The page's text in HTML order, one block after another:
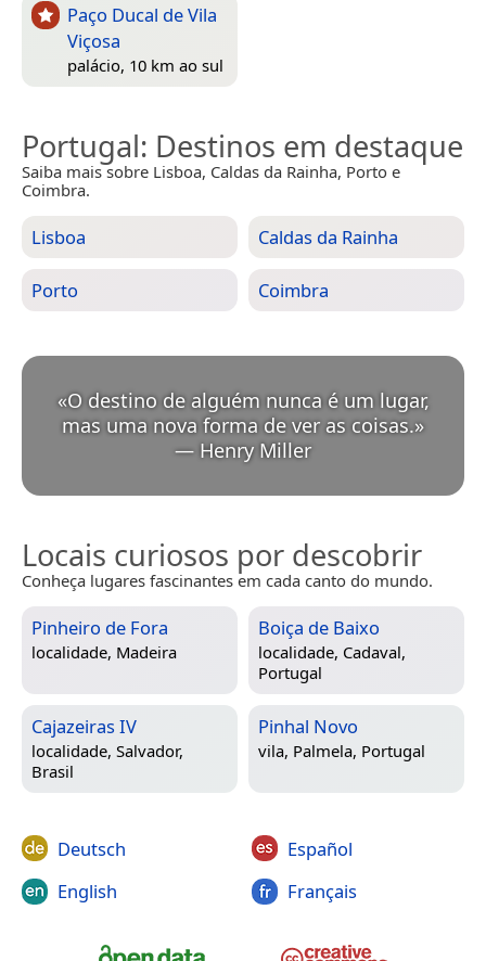
Paço Ducal de Vila
Viçosa
palácio, 10 km ao sul
Portugal: Destinos em destaque
Saiba mais sobre Lisboa, Caldas da Rainha, Porto e
Coimbra.
Lisboa Caldas da Rainha
Porto Coimbra
«O destino de alguém nunca é um lugar,
mas uma nova forma de ver as coisas.
— Henry Miller
Locais curiosos por descobrir
Conheça lugares fascinantes em cada canto do mundo.
Pinheiro de Fora
localidade, Madeira
Boiça de Baixo
localidade, Cadaval,
Portugal
Cajazeiras IV
localidade, Salvador,
Brasil
Pinhal Novo
vila, Palmela, Portugal
Deutsch
English
Español
Français